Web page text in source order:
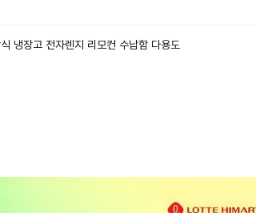
냉장고 전자렌지 리모컨 수납함 다용도